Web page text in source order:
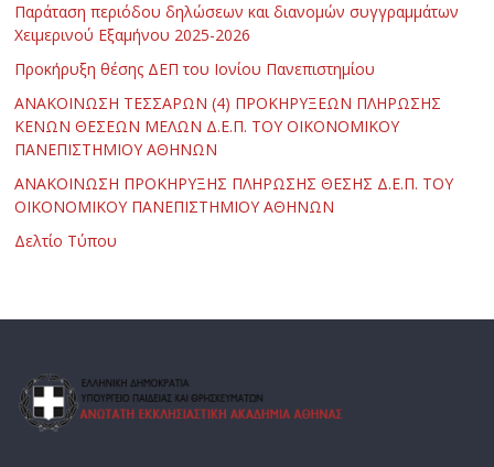
Παράταση περιόδου δηλώσεων και διανομών συγγραμμάτων
Χειμερινού Εξαμήνου 2025-2026
Προκήρυξη θέσης ΔΕΠ του Ιονίου Πανεπιστημίου
ΑΝΑΚΟΙΝΩΣΗ ΤΕΣΣΑΡΩΝ (4) ΠΡΟΚΗΡΥΞΕΩΝ ΠΛΗΡΩΣΗΣ
ΚΕΝΩΝ ΘΕΣΕΩΝ ΜΕΛΩΝ Δ.Ε.Π. ΤΟΥ ΟΙΚΟΝΟΜΙΚΟΥ
ΠΑΝΕΠΙΣΤΗΜΙΟΥ ΑΘΗΝΩΝ
ΑΝΑΚΟΙΝΩΣΗ ΠΡΟΚΗΡΥΞΗΣ ΠΛΗΡΩΣΗΣ ΘΕΣΗΣ Δ.Ε.Π. ΤΟΥ
ΟΙΚΟΝΟΜΙΚΟΥ ΠΑΝΕΠΙΣΤΗΜΙΟΥ ΑΘΗΝΩΝ
Δελτίο Τύπου